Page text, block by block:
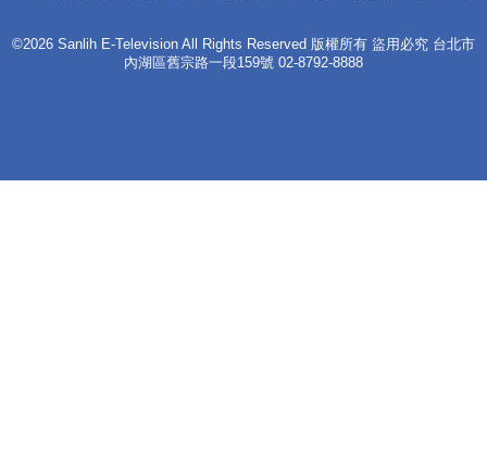
©2026 Sanlih E-Television All Rights Reserved 版權所有 盜用必究 台北市
內湖區舊宗路一段159號 02-8792-8888